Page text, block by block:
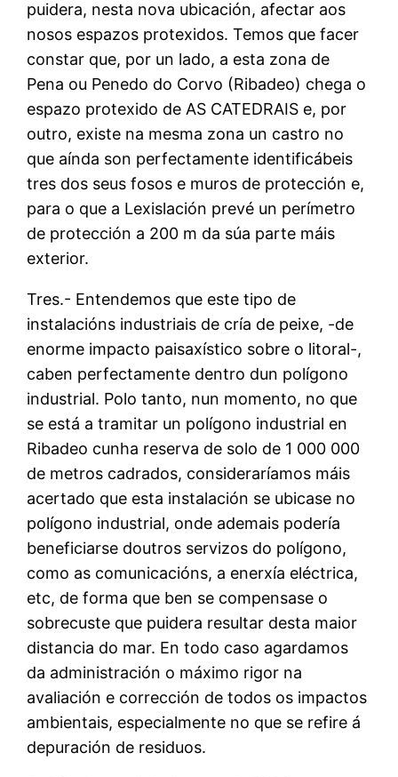
puidera, nesta nova ubicación, afectar aos
nosos espazos protexidos. Temos que facer
constar que, por un lado, a esta zona de
Pena ou Penedo do Corvo (Ribadeo) chega o
espazo protexido de AS CATEDRAIS e, por
outro, existe na mesma zona un castro no
que aínda son perfectamente identificábeis
tres dos seus fosos e muros de protección e,
para o que a Lexislación prevé un perímetro
de protección a 200 m da súa parte máis
exterior.
Tres.- Entendemos que este tipo de
instalacións industriais de cría de peixe, -de
enorme impacto paisaxístico sobre o litoral-,
caben perfectamente dentro dun polígono
industrial. Polo tanto, nun momento, no que
se está a tramitar un polígono industrial en
Ribadeo cunha reserva de solo de 1 000 000
de metros cadrados, consideraríamos máis
acertado que esta instalación se ubicase no
polígono industrial, onde ademais podería
beneficiarse doutros servizos do polígono,
como as comunicacións, a enerxía eléctrica,
etc, de forma que ben se compensase o
sobrecuste que puidera resultar desta maior
distancia do mar. En todo caso agardamos
da administración o máximo rigor na
avaliación e corrección de todos os impactos
ambientais, especialmente no que se refire á
depuración de residuos.